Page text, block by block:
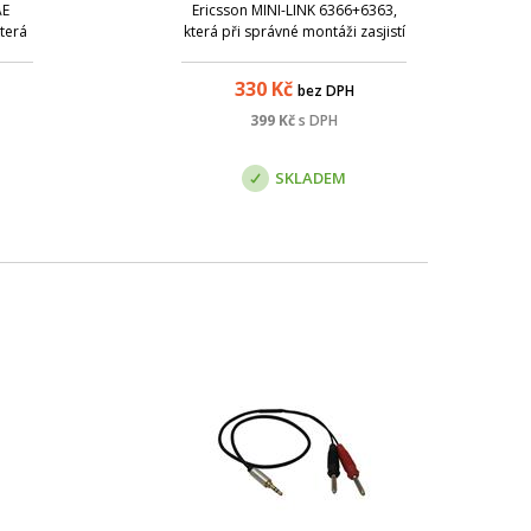
Ericsson MINI-LINK 6366+6363,
která při správné montáži zasjistí
tvořena: - 2x zemnící vodič 16
mm2 / (1m + 0,65m), zakončeno
330Kč bez DPH
399 Kčs DPH
SKLADEM